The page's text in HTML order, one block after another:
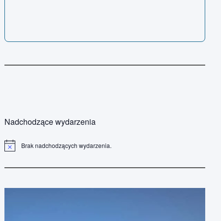
Nadchodzące wydarzenia
P
d
Brak nadchodzących wydarzenia.